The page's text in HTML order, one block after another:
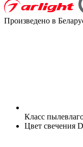
Произведено в
Класс
Цвет свечения